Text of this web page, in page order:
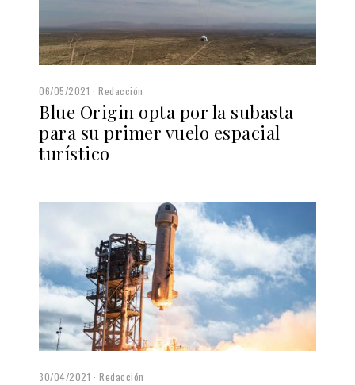
06/05/2021 Redacción
Blue Origin opta por la subasta
para su primer vuelo espacial
turístico
30/04/2021 Redacción